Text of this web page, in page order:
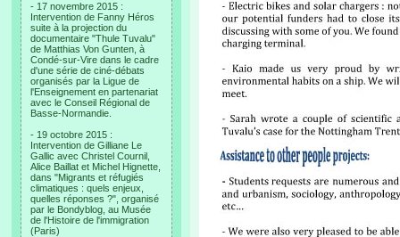
- 17 novembre 2015 :
Intervention de Fanny Héros
suite à la projection du
documentaire "Thule Tuvalu"
de Matthias Von Gunten, à
Condé-sur-Vire dans le cadre
d'une série de ciné-débats
organisés par la Ligue de
l'Enseignement en partenariat
avec le Conseil Régional de
Basse-Normandie.
- 19 octobre 2015 :
Intervention de Gilliane Le
Gallic avec Christel Cournil,
Alice Baillat et Michel Hignette,
dans "Migrants et réfugiés
climatiques : quels enjeux,
quelles réponses ?", organisé
par le Bondyblog, au Musée
de l'Histoire de l'immigration
(Paris)